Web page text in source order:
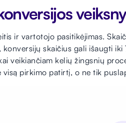
ir vartotojo pasitikėjimas.
skaičius gali išaugti iki
veikiančiam kelių žingsnių
pirkimo patirtį, o ne tik